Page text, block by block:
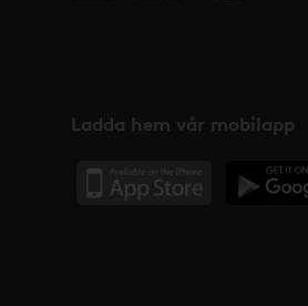
Ladda hem vår mobilapp